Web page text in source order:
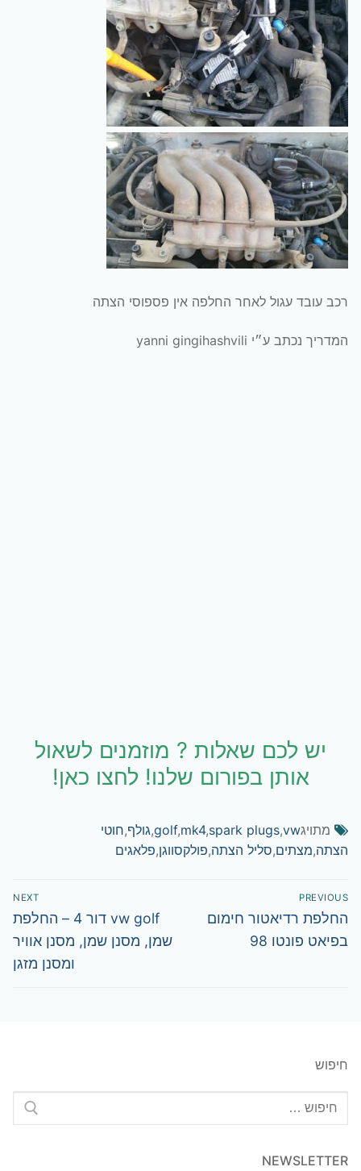
רכב עובד עגול לאחר החלפה אין פספוסי הצתה
המדריך נכתב ע״י yanni gingihashvili
יש לכם שאלות ? מוזמנים לשאול
אותן בפורום שלנו! לחצו כאן!
מתויג golf,mk4,spark plugs,vw
,גולף,חוטי
הצתה,מצתים,סליל הצתה,פולקסווגן,פלאגים
ניווט
PREVIOUS
Previous
post:
החלפת רדיאטור חימום
בפיאט פונטו 98
NEXT
Next
post:
vw golf דור 4 – החלפת
שמן, מסנן שמן, מסנן אוויר
ומסנן מזגן
חיפוש
חפש:
NEWSLETTER